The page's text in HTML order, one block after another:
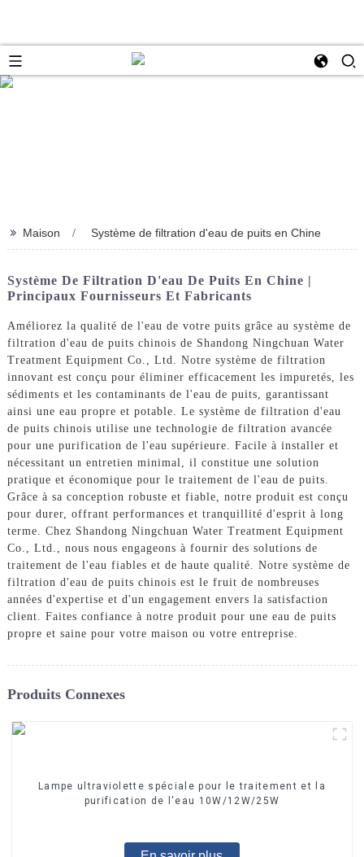
>> Maison Système de filtration d'eau de puits en Chine
Système De Filtration D'eau De Puits En Chine |
Principaux Fournisseurs Et Fabricants
Améliorez la qualité de l'eau de votre puits grâce au système de
filtration d'eau de puits chinois de Shandong Ningchuan Water
Treatment Equipment Co., Ltd. Notre système de filtration
innovant est conçu pour éliminer efficacement les impuretés, les
sédiments et les contaminants de l'eau de puits, garantissant
ainsi une eau propre et potable. Le système de filtration d'eau
de puits chinois utilise une technologie de filtration avancée
pour une purification de l'eau supérieure. Facile à installer et
nécessitant un entretien minimal, il constitue une solution
pratique et économique pour le traitement de l'eau de puits.
Grâce à sa conception robuste et fiable, notre produit est conçu
pour durer, offrant performances et tranquillité d'esprit à long
terme. Chez Shandong Ningchuan Water Treatment Equipment
Co., Ltd., nous nous engageons à fournir des solutions de
traitement de l'eau fiables et de haute qualité. Notre système de
filtration d'eau de puits chinois est le fruit de nombreuses
années d'expertise et d'un engagement envers la satisfaction
client. Faites confiance à notre produit pour une eau de puits
propre et saine pour votre maison ou votre entreprise.
Produits Connexes
Lampe ultraviolette spéciale pour le traitement et la
purification de l'eau 10W/12W/25W